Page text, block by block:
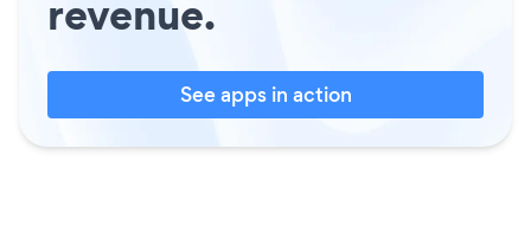
revenue.
See apps in action